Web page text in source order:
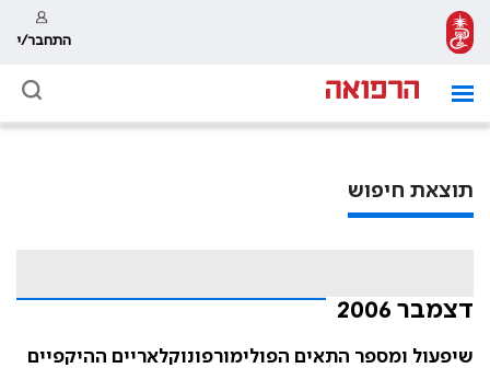
התחבר/י
תוצאת חיפוש
דצמבר 2006
שיפעול ומספר התאים הפולימורפונוקלאריים ההיקפיים